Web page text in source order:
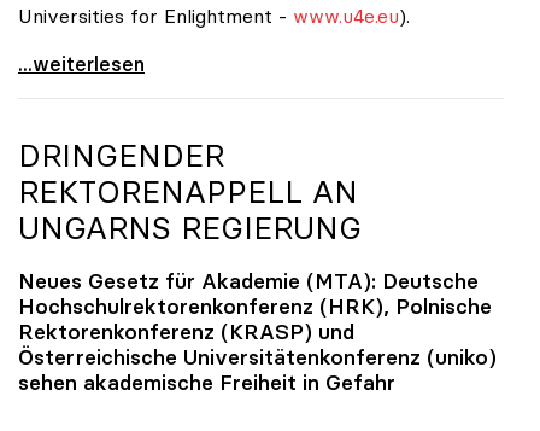
Universities for Enlightment - www.u4e.eu).
Unis und FH setzen Zeichen für Grundwerte des
...weiterlesen
DRINGENDER
REKTORENAPPELL AN
UNGARNS REGIERUNG
Neues Gesetz für Akademie (MTA): Deutsche
Hochschulrektorenkonferenz (HRK), Polnische
Rektorenkonferenz (KRASP) und
Österreichische Universitätenkonferenz (uniko)
sehen akademische Freiheit in Gefahr